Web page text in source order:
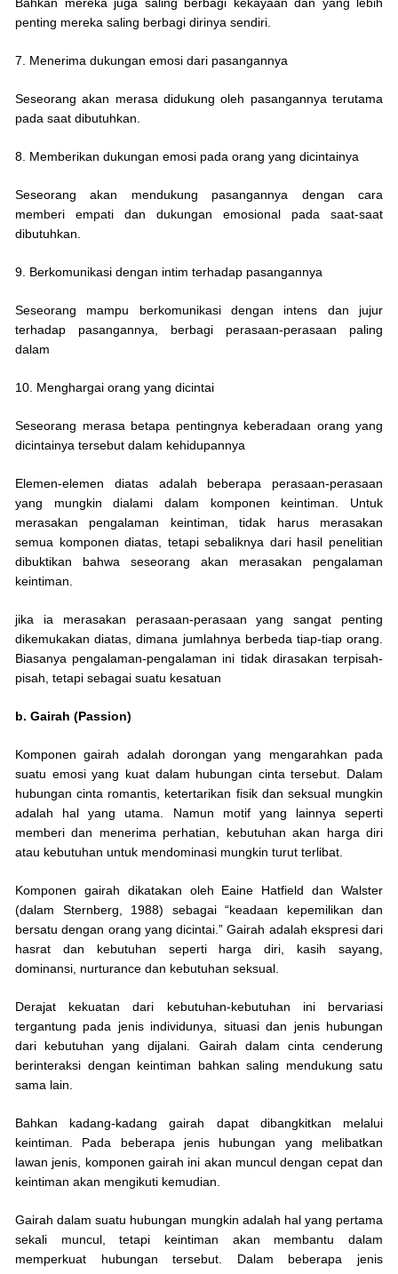
Bahkan mereka juga saling berbagi kekayaan dan yang lebih
penting mereka saling berbagi dirinya sendiri.
7. Menerima dukungan emosi dari pasangannya
Seseorang akan merasa didukung oleh pasangannya terutama
pada saat dibutuhkan.
8. Memberikan dukungan emosi pada orang yang dicintainya
Seseorang akan mendukung pasangannya dengan cara
memberi empati dan dukungan emosional pada saat-saat
dibutuhkan.
9. Berkomunikasi dengan intim terhadap pasangannya
Seseorang mampu berkomunikasi dengan intens dan jujur
terhadap pasangannya, berbagi perasaan-perasaan paling
dalam
10. Menghargai orang yang dicintai
Seseorang merasa betapa pentingnya keberadaan orang yang
dicintainya tersebut dalam kehidupannya
Elemen-elemen diatas adalah beberapa perasaan-perasaan
yang mungkin dialami dalam komponen keintiman. Untuk
merasakan pengalaman keintiman, tidak harus merasakan
semua komponen diatas, tetapi sebaliknya dari hasil penelitian
dibuktikan bahwa seseorang akan merasakan pengalaman
keintiman.
jika ia merasakan perasaan-perasaan yang sangat penting
dikemukakan diatas, dimana jumlahnya berbeda tiap-tiap orang.
Biasanya pengalaman-pengalaman ini tidak dirasakan terpisah-
pisah, tetapi sebagai suatu kesatuan
b. Gairah (Passion)
Komponen gairah adalah dorongan yang mengarahkan pada
suatu emosi yang kuat dalam hubungan cinta tersebut. Dalam
hubungan cinta romantis, ketertarikan fisik dan seksual mungkin
adalah hal yang utama. Namun motif yang lainnya seperti
memberi dan menerima perhatian, kebutuhan akan harga diri
atau kebutuhan untuk mendominasi mungkin turut terlibat.
Komponen gairah dikatakan oleh Eaine Hatfield dan Walster
(dalam Sternberg, 1988) sebagai “keadaan kepemilikan dan
bersatu dengan orang yang dicintai.” Gairah adalah ekspresi dari
hasrat dan kebutuhan seperti harga diri, kasih sayang,
dominansi, nurturance dan kebutuhan seksual.
Derajat kekuatan dari kebutuhan-kebutuhan ini bervariasi
tergantung pada jenis individunya, situasi dan jenis hubungan
dari kebutuhan yang dijalani. Gairah dalam cinta cenderung
berinteraksi dengan keintiman bahkan saling mendukung satu
sama lain.
Bahkan kadang-kadang gairah dapat dibangkitkan melalui
keintiman. Pada beberapa jenis hubungan yang melibatkan
lawan jenis, komponen gairah ini akan muncul dengan cepat dan
keintiman akan mengikuti kemudian.
Gairah dalam suatu hubungan mungkin adalah hal yang pertama
sekali muncul, tetapi keintiman akan membantu dalam
memperkuat hubungan tersebut. Dalam beberapa jenis